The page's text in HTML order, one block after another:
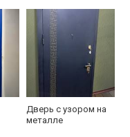
Дверь с узором на
металле